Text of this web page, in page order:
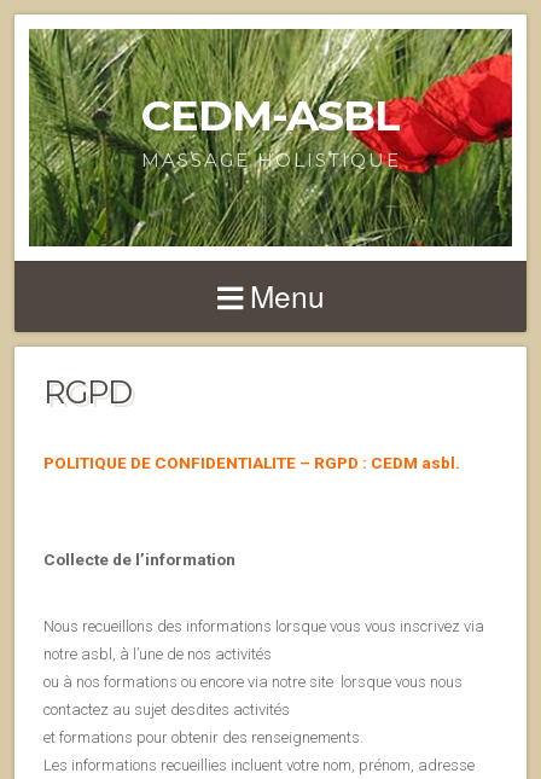
CEDM-ASBL
MASSAGE HOLISTIQUE
Menu
RGPD
POLITIQUE DE CONFIDENTIALITE – RGPD : CEDM asbl.
Collecte de l’information
Nous recueillons des informations lorsque vous vous inscrivez via
notre asbl, à l’une de nos activités
ou à nos formations ou encore via notre site lorsque vous nous
contactez au sujet desdites activités
et formations pour obtenir des renseignements.
Les informations recueillies incluent votre nom, prénom, adresse